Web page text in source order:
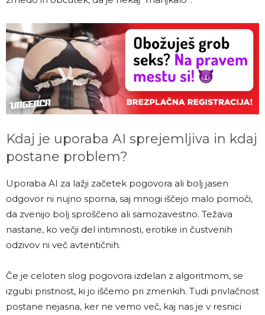
Kdaj je uporaba AI sprejemljiva in kdaj
postane problem?
Uporaba AI za lažji začetek pogovora ali bolj jasen
odgovor ni nujno sporna, saj mnogi iščejo malo pomoči,
da zvenijo bolj sproščeno ali samozavestno. Težava
nastane, ko večji del intimnosti, erotike in čustvenih
odzivov ni več avtentičnih.
Če je celoten slog pogovora izdelan z algoritmom, se
izgubi pristnost, ki jo iščemo pri zmenkih. Tudi privlačnost
postane nejasna, ker ne vemo več, kaj nas je v resnici